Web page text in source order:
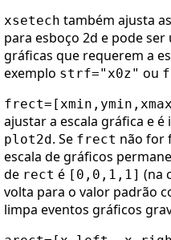
xsetech também ajusta
para esboço 2d e pode
gráficas que requerem a
exemplo strf="x0z" ou
ajustar a escala gráfica e
plot2d . Se frect não for
escala de gráficos
de rect é [0,0,1,1] (na
volta para o valor padrão
limpa eventos gráficos